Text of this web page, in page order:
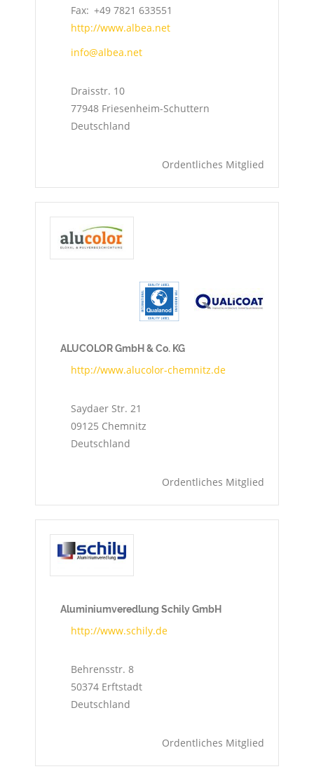
Fax +49 7821 633551
http://www.albea.net
info@albea.net
Draisstr. 10
77948 Friesenheim-Schuttern
Deutschland
Ordentliches Mitglied
ALUCOLOR GmbH & Co. KG
http://www.alucolor-chemnitz.de
Saydaer Str. 21
09125 Chemnitz
Deutschland
Ordentliches Mitglied
Aluminiumveredlung Schily GmbH
http://www.schily.de
Behrensstr. 8
50374 Erftstadt
Deutschland
Ordentliches Mitglied